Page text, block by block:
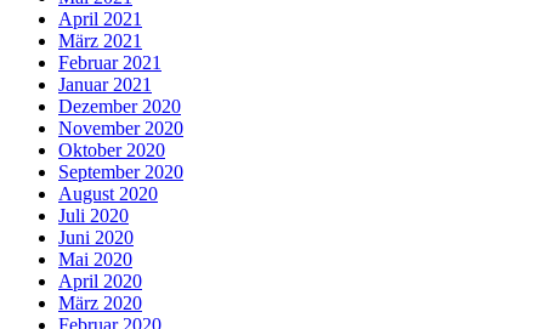
April 2021
März 2021
Februar 2021
Januar 2021
Dezember 2020
November 2020
Oktober 2020
September 2020
August 2020
Juli 2020
Juni 2020
Mai 2020
April 2020
März 2020